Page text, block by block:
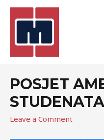
POSJET
STUDENATA
Leave a Comment